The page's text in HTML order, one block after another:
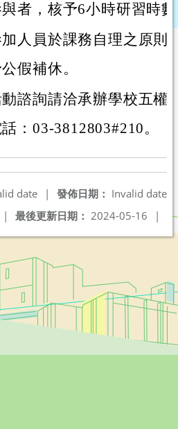
者，核予6小時研習時
人員於課務自理之原則
假補休。
諮詢請洽承辦學校五權
：03-3812803#210。
發佈日期： Invalid date
date
|
最後更新日期： 2024-05-16 |
|